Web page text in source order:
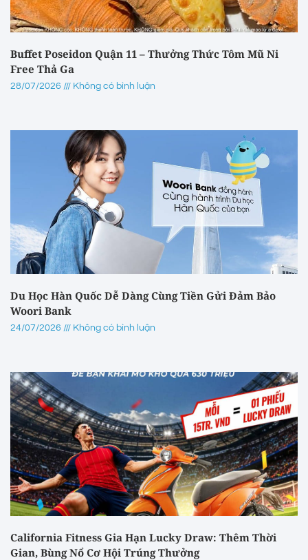
Buffet Poseidon Quận 11 – Thưởng Thức Tôm Mũ Ni
Free Thả Ga
28/07/2026 Không có bình luận
Du Học Hàn Quốc Dễ Dàng Cùng Tiền Gửi Đảm Bảo
Woori Bank
24/07/2026 Không có bình luận
California Fitness Gia Hạn Lucky Draw: Thêm Thời
Gian, Bùng Nổ Cơ Hội Trúng Thưởng